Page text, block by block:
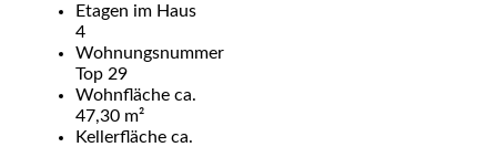
Etagen im Haus
4
Wohnungsnummer
Top 29
Wohnfläche ca.
47,30 m²
Kellerfläche ca.